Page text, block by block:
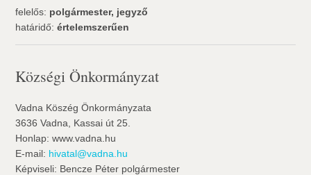
felelős: polgármester, jegyző
határidő:értelemszerűen
Községi Önkormányzat
Vadna Köszég Önkormányzata
3636 Vadna, Kassai út 25.
Honlap: www.vadna.hu
E-mail: hivatal@vadna.hu
Képviseli: Bencze Péter polgármester